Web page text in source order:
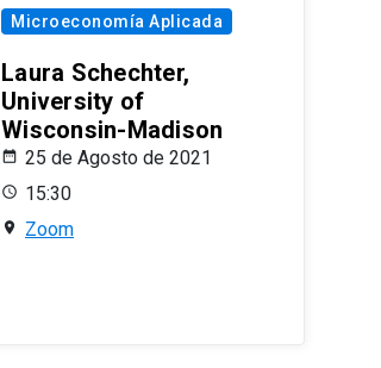
Microeconomía Aplicada
Laura Schechter,
University of
Wisconsin-Madison
25 de Agosto de 2021
15:30
Zoom